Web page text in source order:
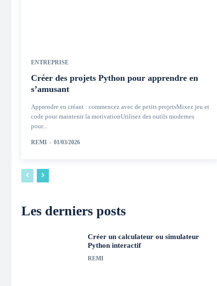
ENTREPRISE
Créer des projets Python pour apprendre en
s’amusant
Apprendre en créant : commencez avec de petits projetsMixez jeu et
code pour maintenir la motivationUtilisez des outils modernes
pour...
REMI - 01/03/2026
Les derniers posts
Créer un calculateur ou simulateur
Python interactif
REMI